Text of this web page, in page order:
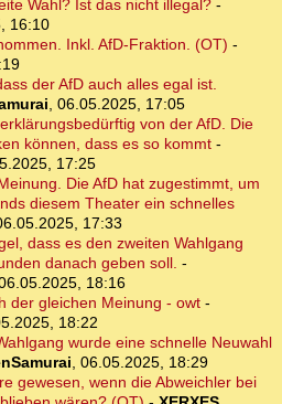
Wahl? Ist das nicht illegal?-
16:10
Inkl. AfD-Fraktion. (OT) -
der AfD auch alles egal ist.
, 06.05.2025, 17:05
von der AfD. Die
können, dass es so kommt -
17:25
Die AfD hat zugestimmt, um
diesem Theater ein schnelles
17:33
dass es den zweiten Wahlgang
danach geben soll. -
18:16
der gleichen Meinung - owt-
18:22
wurde eine schnelle Neuwahl
, 06.05.2025, 18:29
gewesen, wenn die Abweichler bei